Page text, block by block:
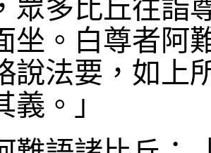
眾多比丘往詣
坐。白尊者阿
說法要，如上
義。」